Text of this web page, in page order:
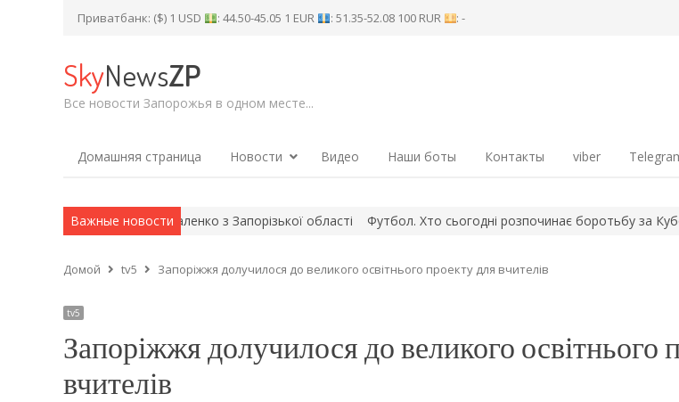
Приватбанк: ($) 1 USD : 44.50-45.05 1 EUR : 51.35-52.08 100 RUR : -
SkyNewsZP
Все новости Запорожья в одном месте...
Домашняя страница Новости Видео Наши боты Контакты viber
Важные новости
Володимир Коваленко з Запорізької області Футбол. Хто сьогодні розпочинає боротьбу за Кубок
Домой tv5 Запоріжжя долучилося до великого освітнього проекту для вчителів
tv5
Запоріжжя долучилося до великого освітнього
вчителів